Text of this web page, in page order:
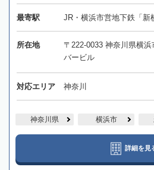
最寄駅 JR・横浜市営地下鉄「新
所在地
〒222-0033 神奈川県横
バービル
対応エリア 神奈川
神奈川県 横浜市
詳細を見